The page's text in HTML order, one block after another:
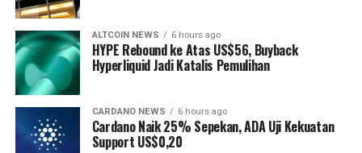
ALTCOIN NEWS 6 hours ago
HYPE Rebound ke Atas US$56, Buyback
Hyperliquid Jadi Katalis Pemulihan
CARDANO NEWS 6 hours ago
Cardano Naik 25% Sepekan, ADA Uji Kekuatan
Support US$0,20